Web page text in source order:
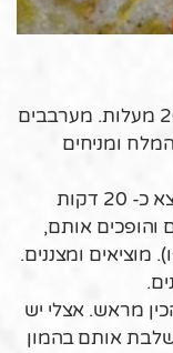
ירקות צלויים: מחממים תנור ל-200 מעלות. מערבבים
ומניחים
צולים את הירקות עד לריכוך. זה יוצא כ- 20 דקות
והופכים אותם,
מראש. אצלי יש
אותם בהמון